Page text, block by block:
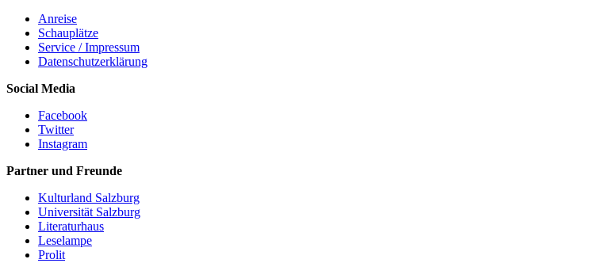
Anreise
Schauplätze
Service / Impressum
Datenschutzerklärung
Social Media
Facebook
Twitter
Instagram
Partner und Freunde
Kulturland Salzburg
Universität Salzburg
Literaturhaus
Leselampe
Prolit